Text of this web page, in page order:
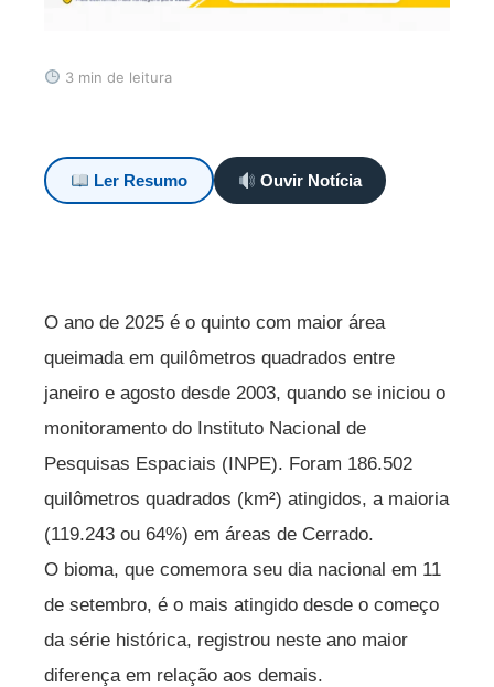
3 min de leitura
Ler Resumo Ouvir Notícia
O ano de 2025 é o quinto com maior área
queimada em quilômetros quadrados entre
janeiro e agosto desde 2003, quando se iniciou o
monitoramento do Instituto Nacional de
Pesquisas Espaciais (INPE). Foram 186.502
quilômetros quadrados (km²) atingidos, a maioria
(119.243 ou 64%) em áreas de Cerrado.
O bioma, que comemora seu dia nacional em 11
de setembro, é o mais atingido desde o começo
da série histórica, registrou neste ano maior
diferença em relação aos demais.